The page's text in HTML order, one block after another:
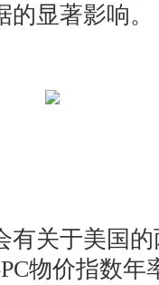
显著影响。
关于美国的
物价指数年